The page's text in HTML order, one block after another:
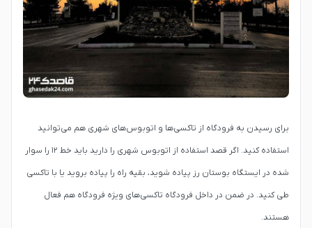
برای رسیدن به فرودگاه از تاکسی‌ها و اتوبوس‌های شهری هم می‌توانید
استفاده کنید. اگر قصد استفاده از اتوبوس شهری را دارید باید خط ۱۲ را سوار
شده در ایستگاه بوستان رز پیاده شوید، بقیه راه را پیاده بروید یا با تاکسی
طی ‌کنید. در ضمن در داخل فرودگاه تاکسی‌های ویژه‌ فرودگاه هم فعال
هستند.